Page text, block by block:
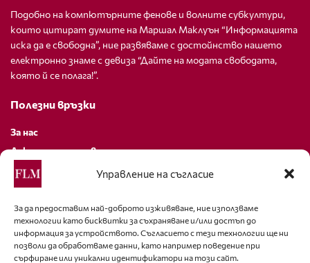
Управление на съгласие
За да предоставим най-доброто изживяване, ние използваме
технологии като бисквитки за съхраняване и/или достъп до
информация за устройството. Съгласието с тези технологии ще ни
позволи да обработваме данни, като например поведение при
сърфиране или уникални идентификатори на този сайт.
Подобно на компютърните фенове и волните субкултури,
които цитират думите на Маршал Маклуън “Информацията
иска да е свободна”, ние развяваме с достойнство нашето
електронно знаме с девиза “Дайте на модата свободата,
която й се полага!”.
Полезни връзки
За нас
Декларация за поверителност
Политика за бисквитки
За контакти
editor@fashion-lifestyle.net
+359 88 227 33 47